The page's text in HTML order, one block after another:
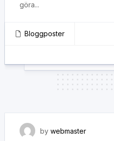
göra...
Bloggposter
by webmaster